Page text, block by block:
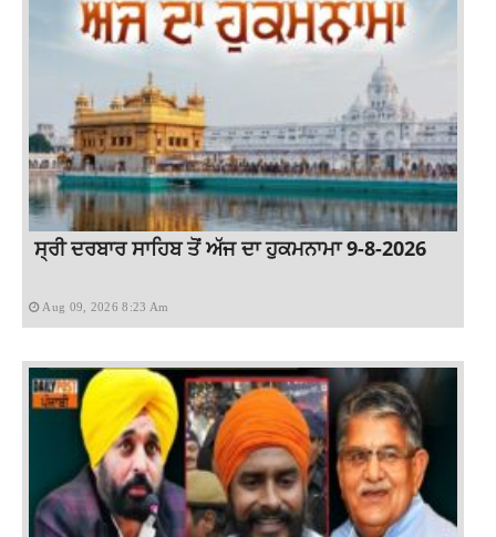
ਸ੍ਰੀ ਦਰਬਾਰ ਸਾਹਿਬ ਤੋਂ ਅੱਜ ਦਾ ਹੁਕਮਨਾਮਾ 9-8-2026
Aug 09, 2026 8:23 Am